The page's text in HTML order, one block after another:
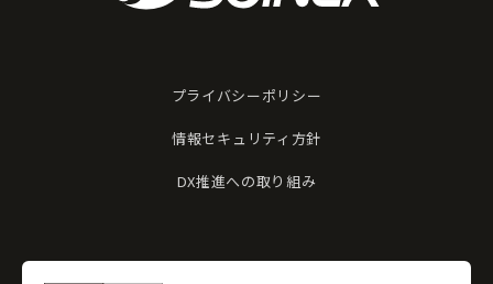
プライバシーポリシー
情報セキュリティ方針
DX推進への取り組み